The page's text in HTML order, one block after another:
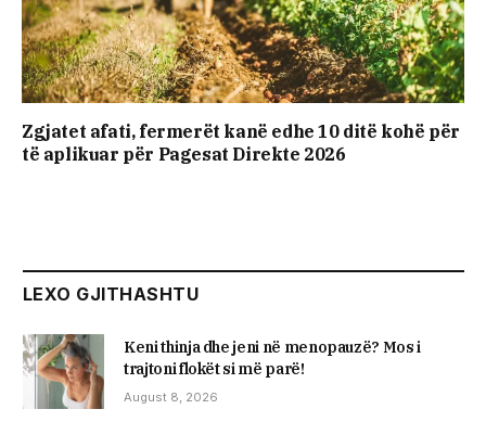
Zgjatet afati, fermerët kanë edhe 10 ditë kohë për
të aplikuar për Pagesat Direkte 2026
LEXO GJITHASHTU
Keni thinja dhe jeni në menopauzë? Mos i
trajtoni flokët si më parë!
August 8, 2026